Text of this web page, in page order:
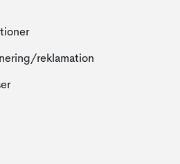
reklamation